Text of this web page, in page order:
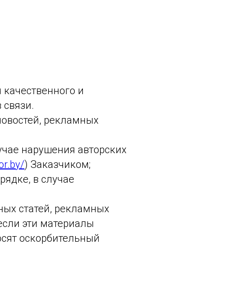
и
рекламных
нарушения авторских
) Заказчиком;
в случае
статей, рекламных
эти материалы
оскорбительный